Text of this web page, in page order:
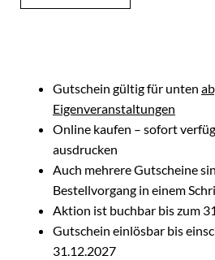
Gutschein gültig für unten
Eigenveranstaltungen
Online kaufen – sofort
ausdrucken
Auch mehrere Gutscheine
Bestellvorgang in einem
Aktion ist buchbar bis zum
Gutschein einlösbar bis
31.12.2027